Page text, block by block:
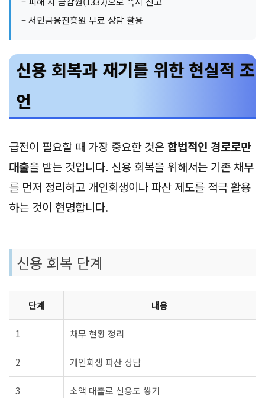
– 서민금융진흥원 무료 상담 활용
신용 회복과 재기를 위한 현실적 조
언
급전이 필요할 때 가장 중요한 것은합법적인 경로로만
대출을 받는 것입니다. 신용 회복을 위해서는 기존 채무
를 먼저 정리하고 개인회생이나 파산 제도를 적극 활용
하는 것이 현명합니다.
신용 회복 단계
단계 내용
1 채무 현황 정리
2 개인회생 파산 상담
3 소액 대출로 신용도 쌓기